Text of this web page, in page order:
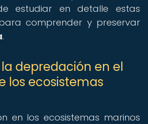
estudiar en detalle estas
comprender y preservar
.
depredación en el
los ecosistemas
en los ecosistemas marinos